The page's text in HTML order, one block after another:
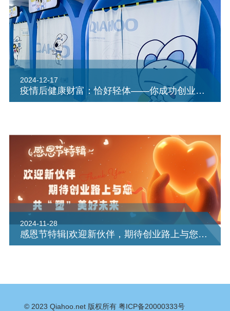
2024-12-17
疫情后健康财富：恰好轻体——你成功创业的钥匙
2024-11-28
感恩节特辑|欢迎新伙伴，期待创业路上与您共“塑”美好未来
© 2023 Qiahoo.net版权所有 粤ICP备20000333号